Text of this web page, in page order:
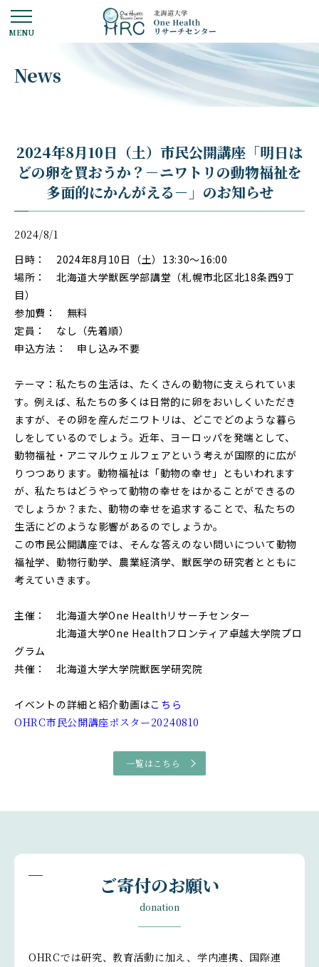
News
2024年8月10日（土）市民公開講座「明日は
どの卵を買おうか？－ニワトリの動物福祉を
多面的にかんがえる－」のお知らせ
2024/8/1
日時 ： 2024年8月10日（土）13:30～16:00
場所： 北海道大学獣医学部講堂（札幌市北区北18条西9丁
目）
参加費： 無料
定員： なし（先着順）
申込方法： 申し込み不要
テーマ：私たちの生活は、たくさんの動物に支えられていま
す。例えば、私たちの多くは日常的に卵をおいしくいただき
ますが、その卵を産んだニワトリは、どこでどのような暮ら
しをしているのでしょう。近年、ヨーロッパを発端として、
動物福祉・アニマルウェルフェアという考えが国際的に広が
りつつあります。動物福祉は「動物の幸せ」ともいわれます
が、私たちはどうやって動物の幸せをはかることができるの
でしょうか？また、動物の幸せを追求することで、私たちの
生活にどのような影響があるのでしょうか。
この市民公開講座では、そんな答えのない問いについて動物
福祉学、動物行動学、農業経済学、獣医学の研究者とともに
考えていきます。
主催： 北海道大学One Healthリサーチセンター
北海道大学One Healthフロンティア卓越大学院プロ
グラム
共催： 北海道大学大学院獣医学研究院
イベントの詳細と紹介動画はこちら
OHRC市民公開講座ポスター20240810
一覧はこちら
ご寄付のお願い
donation
OHRCでは研究、教育活動に加え、学内連携、国際連